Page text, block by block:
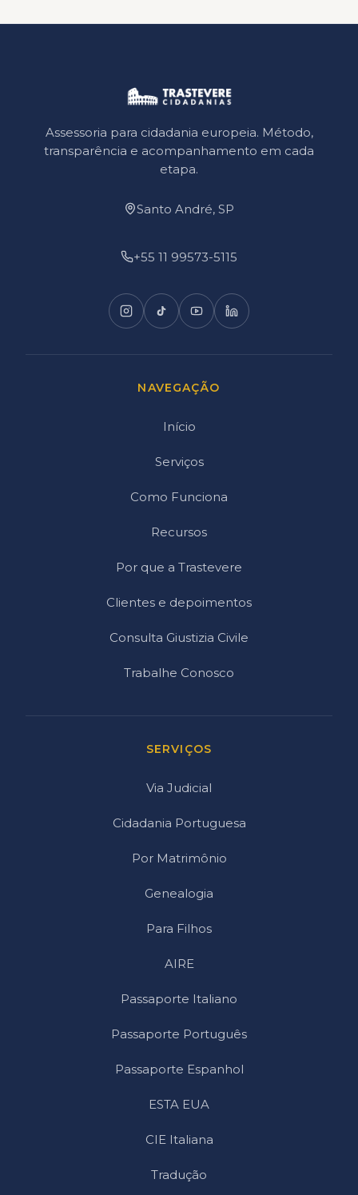
Assessoria para cidadania europeia. Método,
transparência e acompanhamento em cada
etapa.
Santo André, SP
+55 11 99573-5115
NAVEGAÇÃO
Início
Serviços
Como Funciona
Recursos
Por que a Trastevere
Clientes e depoimentos
Consulta Giustizia Civile
Trabalhe Conosco
SERVIÇOS
Via Judicial
Cidadania Portuguesa
Por Matrimônio
Genealogia
Para Filhos
AIRE
Passaporte Italiano
Passaporte Português
Passaporte Espanhol
ESTA EUA
CIE Italiana
Tradução